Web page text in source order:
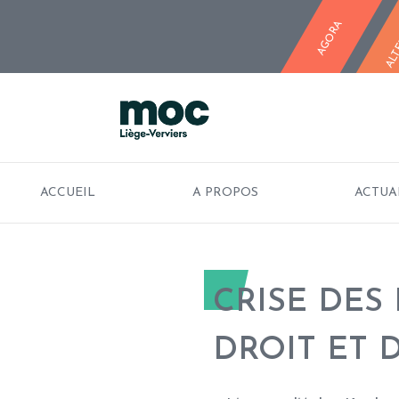
AGORA
ACCUEIL A PROPOS
CRISE DES
DROIT ET